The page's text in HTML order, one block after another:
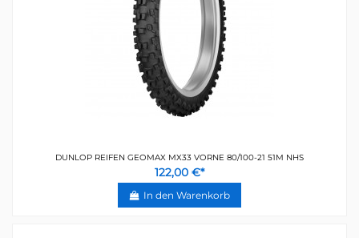
DUNLOP REIFEN GEOMAX MX33 VORNE 80/100-21 51M NHS
122,00 €*
In den Warenkorb